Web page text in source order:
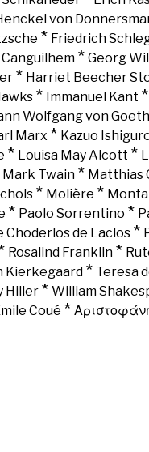
von
* Friedrich
* Georg
* Harriet Beecher
* Immanuel Kant *
Wolfgang von
Marx * Kazuo
* Louisa May Alcott *
Mark Twain* Matthias
* Molière *
* Paolo Sorrentino *
Choderlos de Laclos*
Rosalind Franklin*
Kierkegaard* Teresa
Hiller * William
Coué *